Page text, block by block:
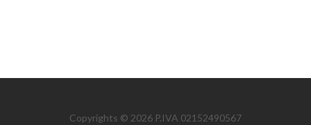
Copyrights © 2026 P.IVA 02152490567